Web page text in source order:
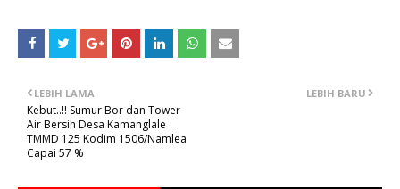
LEBIH BARU
LEBIH LAMA
Kebut..!! Sumur Bor dan Tower
Air Bersih Desa Kamanglale
TMMD 125 Kodim 1506/Namlea
Capai 57 %